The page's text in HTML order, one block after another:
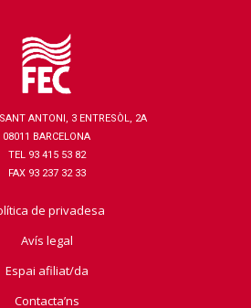
ANTONI, 3 ENTRESÒL, 2A
08011 BARCELONA
TEL 93 415 53 82
FAX 93 237 32 33
de privadesa
Avís legal
Espai afiliat/da
Contacta’ns